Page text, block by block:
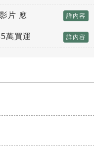
片 應 詳內容
萬買運 詳內容